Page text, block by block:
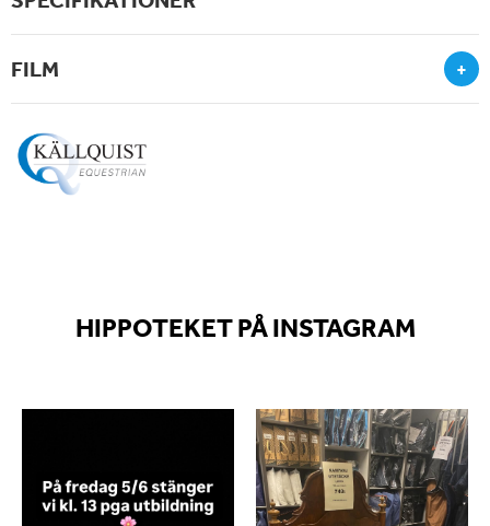
FILM +
HIPPOTEKET PÅ INSTAGRAM